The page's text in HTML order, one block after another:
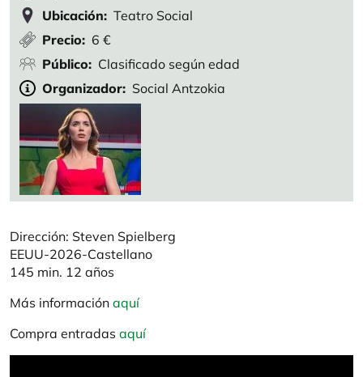
Ubicación
Teatro Social
Precio
6 €
Público
Clasificado según edad
Organizador
Social Antzokia
Dirección: Steven Spielberg
EEUU-2026-Castellano
145 min. 12 años
Más información aquí
Compra entradas aquí